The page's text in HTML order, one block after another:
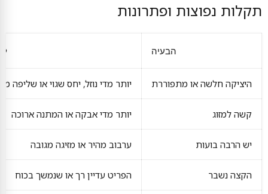
תקלות נפוצות ופתרונות
הבעיה
היציקה חלשה או מתפוררת יותר מדי נוזל, יחס שגוי או שליפה
קשה למזוג יותר מדי אבקה או המתנה ארוכה
יש הרבה בועות ערבוב מהיר או מזיגה מגובה
הקצה נשבר הפריט עדיין רך או שנמשך בכוח